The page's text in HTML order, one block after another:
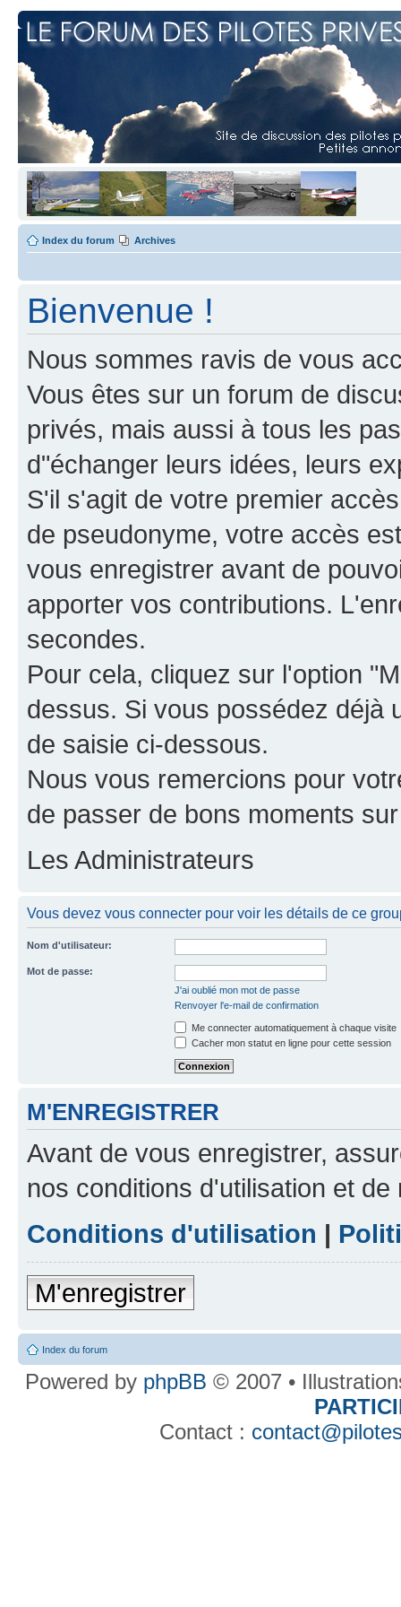
Index du forum Archives
Bienvenue !
Nous sommes ravis de vous
Vous êtes sur un forum de
privés, mais aussi à tous les
d"échanger leurs idées, leurs
S'il s'agit de votre premier
de pseudonyme, votre accès
vous enregistrer avant de
apporter vos contributions.
secondes.
Pour cela, cliquez sur l'option
dessus. Si vous possédez déjà
de saisie ci-dessous.
Nous vous remercions pour
de passer de bons moments
Les Administrateurs
Vous devez vous connecter pour voir les détails de ce
Nom d'utilisateur:
Mot de passe:
J'ai oublié mon mot de passe
Renvoyer l'e-mail de confirmation
Me connecter automatiquement à chaque visite
Cacher mon statut en ligne pour cette session
M'ENREGISTRER
Avant de vous enregistrer,
nos conditions d'utilisation et
Conditions d'utilisation |
M'enregistrer
Index du forum
Powered by phpBB © 2007 •
Contact :